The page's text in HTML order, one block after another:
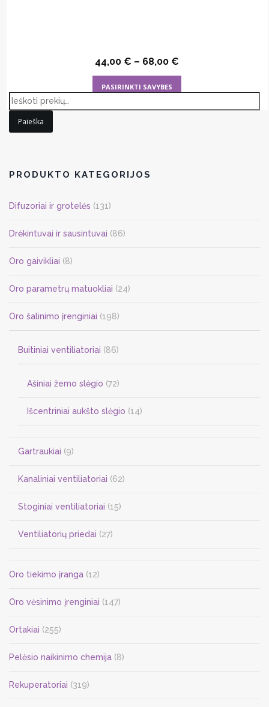
44,00 € – 68,00 €
PASIRINKTI SAVYBES
has
Paieška
PRODUKTO KATEGORIJOS
Difuzoriai ir grotelės (131)
Drėkintuvai ir sausintuvai (86)
Oro gaivikliai (8)
Oro parametrų matuokliai (24)
Oro šalinimo įrenginiai (198)
Buitiniai ventiliatoriai (86)
Ašiniai žemo slėgio (72)
Išcentriniai aukšto slėgio (14)
Gartraukiai (9)
Kanaliniai ventiliatoriai (62)
Stoginiai ventiliatoriai (15)
Ventiliatorių priedai (27)
Oro tiekimo įranga (12)
Oro vėsinimo įrenginiai (147)
Ortakiai (255)
Pelėsio naikinimo chemija (8)
Rekuperatoriai (319)